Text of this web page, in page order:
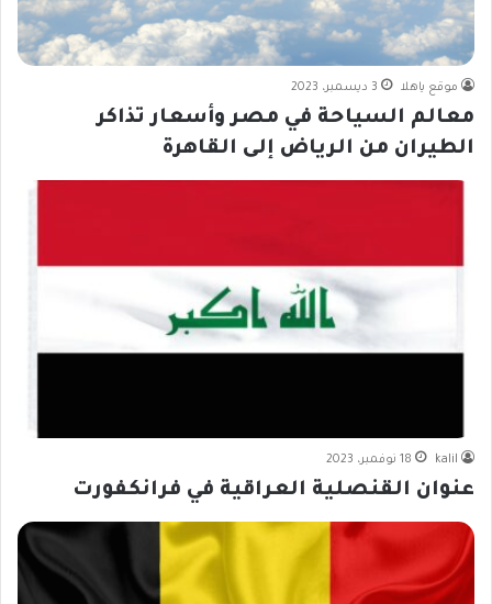
موقع ياهلا 3 ديسمبر، 2023
معالم السياحة في مصر وأسعار تذاكر
الطيران من الرياض إلى القاهرة
kalil 18 نوفمبر، 2023
عنوان القنصلية العراقية في فرانكفورت